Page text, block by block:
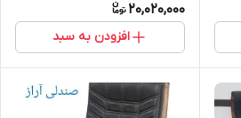
20,020,000
افزودن به سبد